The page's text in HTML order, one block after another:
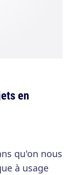
en
qu'on nous
à usage